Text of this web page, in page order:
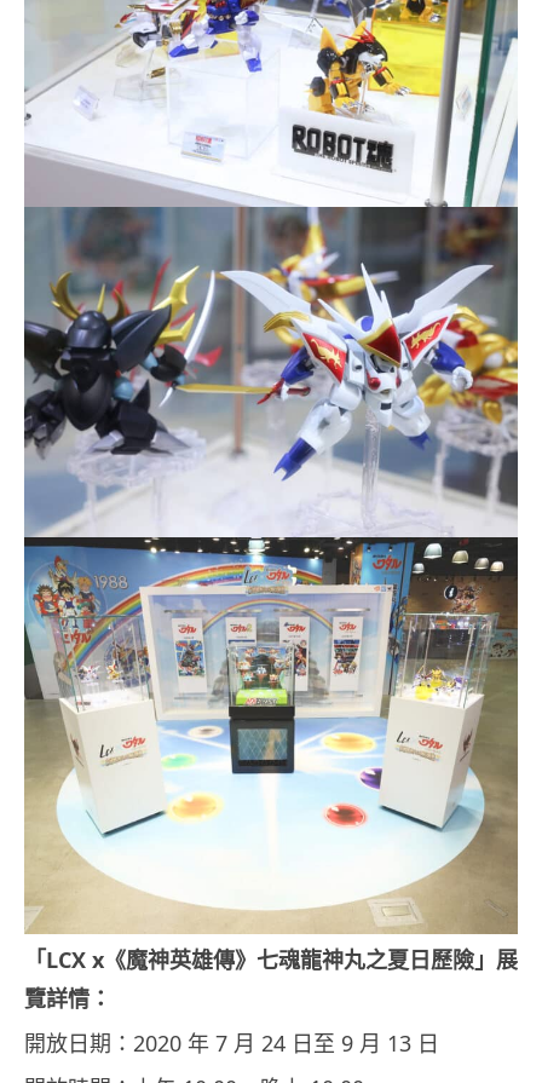
「LCX x 《魔神英雄傳》七魂龍神丸之夏日歷險」展
覽詳情：
開放日期：2020 年 7 月 24 日至 9 月 13 日